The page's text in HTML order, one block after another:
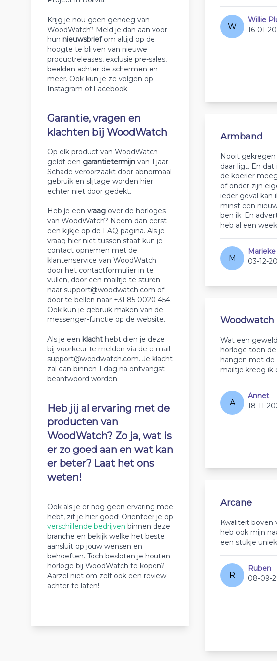
Krijg je nou geen genoeg van
WoodWatch? Meld je dan aan voor
hun nieuwsbrief om altijd op de
hoogte te blijven van nieuwe
productreleases, exclusie pre-sales,
beelden achter de schermen en
meer. Ook kun je ze volgen op
Instagram of Facebook.
Garantie, vragen en
klachten bij WoodWatch
Op elk product van WoodWatch
geldt een garantietermijn van 1 jaar.
Schade veroorzaakt door abnormaal
gebruik en slijtage worden hier
echter niet door gedekt.
Heb je een vraag over de horloges
van WoodWatch? Neem dan eerst
een kijkje op de FAQ-pagina. Als je
vraag hier niet tussen staat kun je
contact opnemen met de
klantenservice van WoodWatch
door het contactformulier in te
vullen, door een mailtje te sturen
naar support@woodwatch.com of
door te bellen naar +31 85 0020 454.
Ook kun je gebruik maken van de
messenger-functie op de website.
Als je een klacht hebt dien je deze
bij voorkeur te melden via de e-mail:
support@woodwatch.com. Je klacht
zal dan binnen 1 dag na ontvangst
beantwoord worden.
Heb jij al ervaring met de
producten van
WoodWatch? Zo ja, wat is
er zo goed aan en wat kan
er beter? Laat het ons
weten!
Ook als je er nog geen ervaring mee
hebt, zit je hier goed! Oriënteer je op
verschillende bedrijven binnen deze
branche en bekijk welke het beste
aansluit op jouw wensen en
behoeften. Toch besloten je houten
horloge bij WoodWatch te kopen?
Aarzel niet om zelf ook een review
achter te laten!
W
Willie
16-01-
Armband
Nooit gekregen
daar ligt. En
de koerier
of onder zijn
ieder geval kan
minst een
ben ik. En
heb al een
M
Marieke
03-12-
Woodwatch
Wat een
horloge toen
hangen met de
mailtje kreeg ik
A
Annet
18-11-
Arcane
Kwaliteit boven
heb ook mijn
een stukje
R
Ruben
08-09-